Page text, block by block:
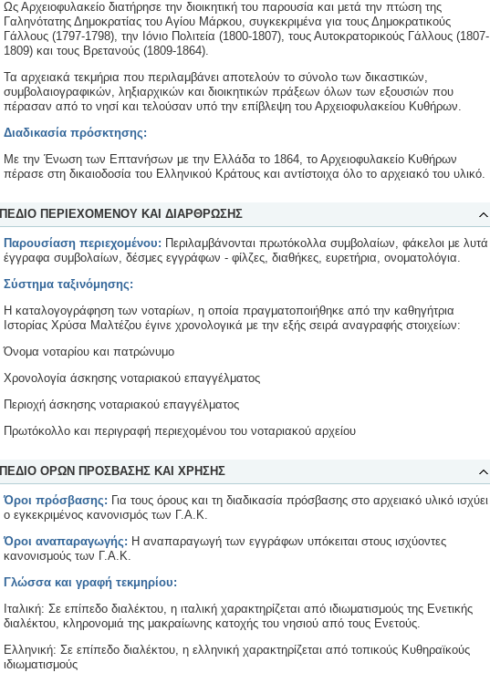
Ως Αρχειοφυλακείο διατήρησε την διοικητική του παρουσία και μετά την πτώση της
Γαληνότατης Δημοκρατίας του Αγίου Μάρκου, συγκεκριμένα για τους Δημοκρατικούς
Γάλλους (1797-1798), την Ιόνιο Πολιτεία (1800-1807), τους Αυτοκρατορικούς Γάλλους (1807-
1809) και τους Βρετανούς (1809-1864).
Τα αρχειακά τεκμήρια που περιλαμβάνει αποτελούν το σύνολο των δικαστικών,
συμβολαιογραφικών, ληξιαρχικών και διοικητικών πράξεων όλων των εξουσιών που
πέρασαν από το νησί και τελούσαν υπό την επίβλεψη του Αρχειοφυλακείου Κυθήρων.
Διαδικασία πρόσκτησης:
Με την Ένωση των Επτανήσων με την Ελλάδα το 1864, το Αρχειοφυλακείο Κυθήρων
πέρασε στη δικαιοδοσία του Ελληνικού Κράτους και αντίστοιχα όλο το αρχειακό του υλικό.
ΠΕΔΙΟ ΠΕΡΙΕΧΟΜΕΝΟΥ ΚΑΙ ΔΙΑΡΘΡΩΣΗΣ
Παρουσίαση περιεχομένου: Περιλαμβάνονται πρωτόκολλα συμβολαίων, φάκελοι με λυτά
έγγραφα συμβολαίων, δέσμες εγγράφων - φίλζες, διαθήκες, ευρετήρια, ονοματολόγια.
Σύστημα ταξινόμησης:
Η καταλογογράφηση των νοταρίων, η οποία πραγματοποιήθηκε από την καθηγήτρια
Ιστορίας Χρύσα Μαλτέζου έγινε χρονολογικά με την εξής σειρά αναγραφής στοιχείων:
Όνομα νοταρίου και πατρώνυμο
Χρονολογία άσκησης νοταριακού επαγγέλματος
Περιοχή άσκησης νοταριακού επαγγέλματος
Πρωτόκολλο και περιγραφή περιεχομένου του νοταριακού αρχείου
ΠΕΔΙΟ ΟΡΩΝ ΠΡΟΣΒΑΣΗΣ ΚΑΙ ΧΡΗΣΗΣ
Όροι πρόσβασης: Για τους όρους και τη διαδικασία πρόσβασης στο αρχειακό υλικό ισχύει
ο εγκεκριμένος κανονισμός των Γ.Α.Κ.
Όροι αναπαραγωγής: Η αναπαραγωγή των εγγράφων υπόκειται στους ισχύοντες
κανονισμούς των Γ.Α.Κ.
Γλώσσα και γραφή τεκμηρίου:
Ιταλική: Σε επίπεδο διαλέκτου, η ιταλική χαρακτηρίζεται από ιδιωματισμούς της Ενετικής
διαλέκτου, κληρονομιά της μακραίωνης κατοχής του νησιού από τους Ενετούς.
Ελληνική: Σε επίπεδο διαλέκτου, η ελληνική χαρακτηρίζεται από τοπικούς Κυθηραϊκούς
ιδιωματισμούς